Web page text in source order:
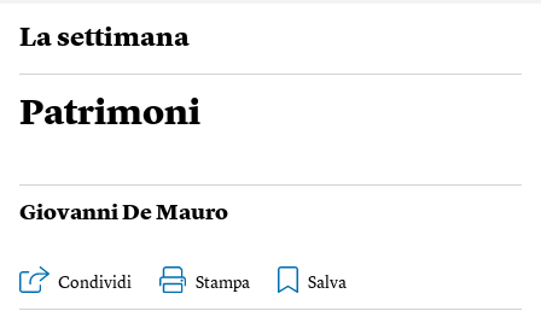
La settimana
Patrimoni
Giovanni De Mauro
Condividi Stampa